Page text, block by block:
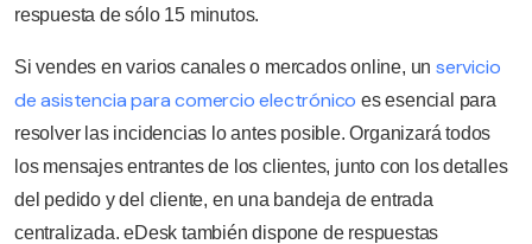
respuesta de sólo 15 minutos.
Si vendes en varios canales o mercados online, un servicio
de asistencia para comercio electrónico es esencial para
resolver las incidencias lo antes posible. Organizará todos
los mensajes entrantes de los clientes, junto con los detalles
del pedido y del cliente, en una bandeja de entrada
centralizada. eDesk también dispone de respuestas